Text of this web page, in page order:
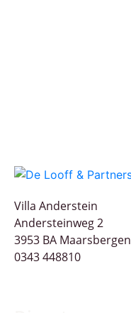
Villa Anderstein
Andersteinweg 2
3953 BA Maarsbergen
0343 448810